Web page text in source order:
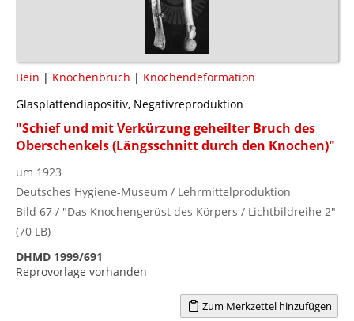
Bein | Knochenbruch | Knochendeformation
Glasplattendiapositiv, Negativreproduktion
"Schief und mit Verkürzung geheilter Bruch des
Oberschenkels (Längsschnitt durch den Knochen)"
um 1923
Deutsches Hygiene-Museum / Lehrmittelproduktion
Bild 67 / "Das Knochengerüst des Körpers / Lichtbildreihe 2"
(70 LB)
DHMD 1999/691
Reprovorlage vorhanden
Zum Merkzettel hinzufügen